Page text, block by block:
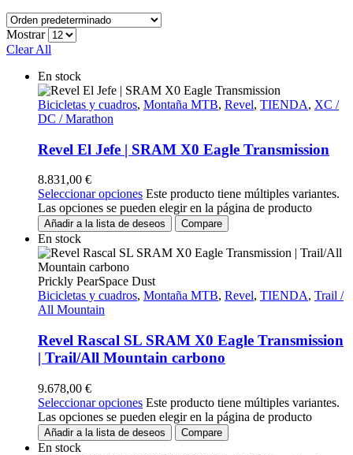
Mostrar
Clear All
En stock
Bicicletas y cuadros, Montaña MTB, Revel, TIENDA, XC /
DC / Marathon
Revel El Jefe | SRAM X0 Eagle Transmission
8.831,00 €
Seleccionar opciones Este producto tiene múltiples variantes.
Las opciones se pueden elegir en la página de producto
Añadir a la lista de deseos Compare
En stock
Prickly PearSpace Dust
Bicicletas y cuadros, Montaña MTB, Revel, TIENDA, Trail /
All Mountain
Revel Rascal SL SRAM X0 Eagle Transmission
| Trail/All Mountain carbono
9.678,00 €
Seleccionar opciones Este producto tiene múltiples variantes.
Las opciones se pueden elegir en la página de producto
Añadir a la lista de deseos Compare
En stock